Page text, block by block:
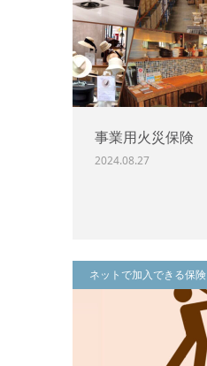
事業用火災保険
2024.08.27
ネットで加入できる保険